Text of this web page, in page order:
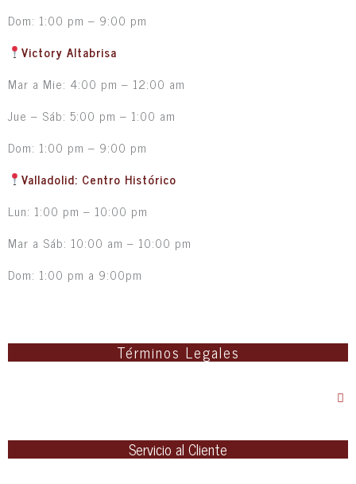
Dom: 1:00 pm – 9:00 pm
Victory Altabrisa
Mar a Mie: 4:00 pm – 12:00 am
Jue – Sáb: 5:00 pm – 1:00 am
Dom: 1:00 pm – 9:00 pm
Valladolid: Centro Histórico
Lun: 1:00 pm – 10:00 pm
Mar a Sáb: 10:00 am – 10:00 pm
Dom: 1:00 pm a 9:00pm
Términos Legales
Servicio al Cliente